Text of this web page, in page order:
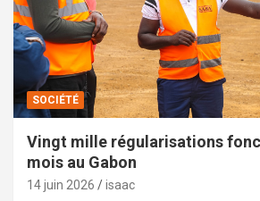
SOCIÉTÉ
Vingt mille régularisations
mois au Gabon
14 juin 2026 isaac